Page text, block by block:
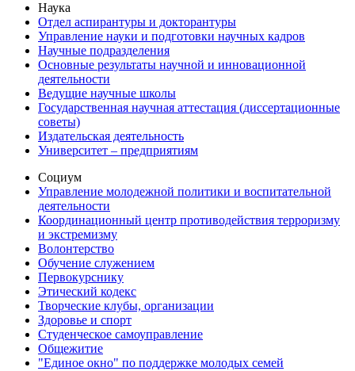
Наука
Отдел аспирантуры и докторантуры
Управление науки и подготовки научных кадров
Научные подразделения
Основные результаты научной и инновационной
деятельности
Ведущие научные школы
Государственная научная аттестация (диссертационные
советы)
Издательская деятельность
Университет – предприятиям
Социум
Управление молодежной политики и воспитательной
деятельности
Координационный центр противодействия терроризму
и экстремизму
Волонтерство
Обучение служением
Первокурснику
Этический кодекс
Творческие клубы, организации
Здоровье и спорт
Студенческое самоуправление
Общежитие
"Единое окно" по поддержке молодых семей